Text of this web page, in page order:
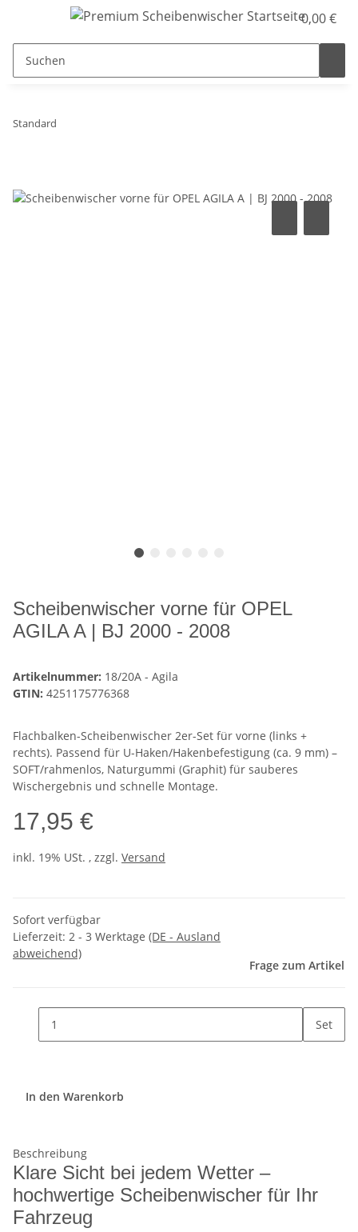
0,00 €
Standard
Scheibenwischer vorne für OPEL
AGILA A | BJ 2000 - 2008
Artikelnummer: 18/20A - Agila
GTIN: 4251175776368
Flachbalken-Scheibenwischer 2er-Set für vorne (links +
rechts). Passend für U-Haken/Hakenbefestigung (ca. 9 mm) –
SOFT/rahmenlos, Naturgummi (Graphit) für sauberes
Wischergebnis und schnelle Montage.
17,95 €
inkl. 19% USt. , zzgl. Versand
Sofort verfügbar
Lieferzeit: 2 - 3 Werktage (DE - Ausland
abweichend)
Frage zum Artikel
Set
In den Warenkorb
Beschreibung
Klare Sicht bei jedem Wetter –
hochwertige Scheibenwischer für Ihr
Fahrzeug